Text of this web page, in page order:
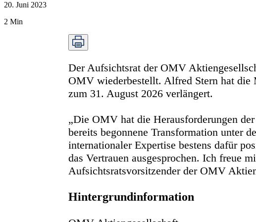
20. Juni 2023
2 Min
Der Aufsichtsrat der OMV
OMV wiederbestellt. Alfred Stern hat die
zum 31. August 2026 verlängert.
„Die OMV hat die Herausforderungen
bereits begonnene Transformation unter
internationaler Expertise bestens dafür
das Vertrauen ausgesprochen. Ich freue
Aufsichtsratsvorsitzender der OMV
Hintergrundinformation